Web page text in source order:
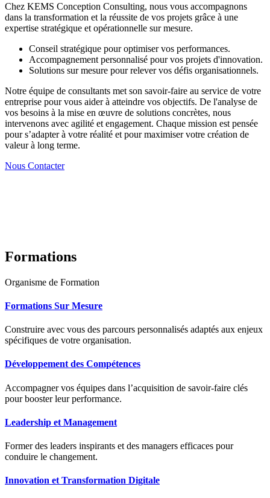
Chez KEMS Conception Consulting, nous vous accompagnons
dans la transformation et la réussite de vos projets grâce à une
expertise stratégique et opérationnelle sur mesure.
Conseil stratégique pour optimiser vos performances.
Accompagnement personnalisé pour vos projets d'innovation.
Solutions sur mesure pour relever vos défis organisationnels.
Notre équipe de consultants met son savoir-faire au service de votre
entreprise pour vous aider à atteindre vos objectifs. De l'analyse de
vos besoins à la mise en œuvre de solutions concrètes, nous
intervenons avec agilité et engagement. Chaque mission est pensée
pour s’adapter à votre réalité et pour maximiser votre création de
valeur à long terme.
Nous Contacter
Formations
Organisme de Formation
Formations Sur Mesure
Construire avec vous des parcours personnalisés adaptés aux enjeux
spécifiques de votre organisation.
Développement des Compétences
Accompagner vos équipes dans l’acquisition de savoir-faire clés
pour booster leur performance.
Leadership et Management
Former des leaders inspirants et des managers efficaces pour
conduire le changement.
Innovation et Transformation Digitale